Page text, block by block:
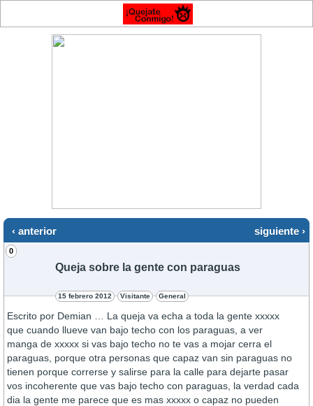
‹ anterior siguiente ›
0
Queja sobre la gente con paraguas
15 febrero 2012 Visitante General
Escrito por Demian … La queja va echa a toda la gente xxxxx
que cuando llueve van bajo techo con los paraguas, a ver
manga de xxxxx si vas bajo techo no te vas a mojar cerra el
paraguas, porque otra personas que capaz van sin paraguas no
tienen porque correrse y salirse para la calle para dejarte pasar
vos incoherente que vas bajo techo con paraguas, la verdad cada
dia la gente me parece que es mas xxxxx o capaz no pueden